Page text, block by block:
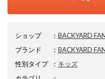
ショップ ： BACKYARD
ブランド
： BACKYARD
性別タイプ
： キッズ